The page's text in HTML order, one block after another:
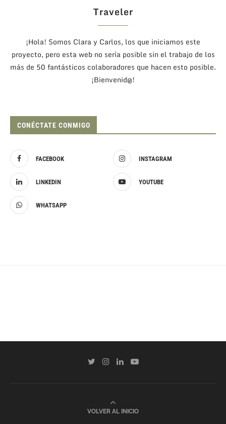
Traveler
¡Hola! Somos Clara y Carlos, los que iniciamos este
proyecto, pero esta web no sería posible sin el trabajo de los
más de 50 fantásticos colaboradores que hacen esto posible.
¡Bienvenid@!
CONÉCTATE CONMIGO
FACEBOOK INSTAGRAM
LINKEDIN YOUTUBE
WHATSAPP
VOLVER AL INICIO